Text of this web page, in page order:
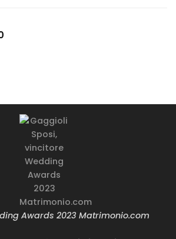
Awards 2023 Matrimonio.com